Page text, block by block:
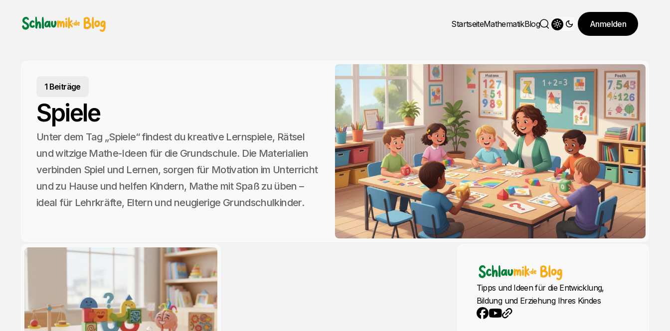
StartseiteMathematikBlog
Theme wechseln
Anmelden
1 Beiträge
Spiele
Unter dem Tag „Spiele“ findest du kreative Lernspiele, Rätsel
und witzige Mathe-Ideen für die Grundschule. Die Materialien
verbinden Spiel und Lernen, sorgen für Motivation im Unterricht
und zu Hause und helfen Kindern, Mathe mit Spaß zu üben –
ideal für Lehrkräfte, Eltern und neugierige Grundschulkinder.
Tipps und Ideen für die Entwicklung,
Bildung und Erziehung Ihres Kindes